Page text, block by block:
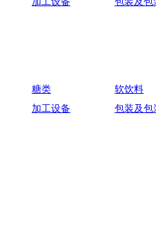
糖类
软饮料
加工设备 包装及包